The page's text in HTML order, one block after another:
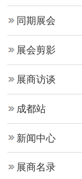
同期展会
展会剪影
展商访谈
成都站
新闻中心
展商名录